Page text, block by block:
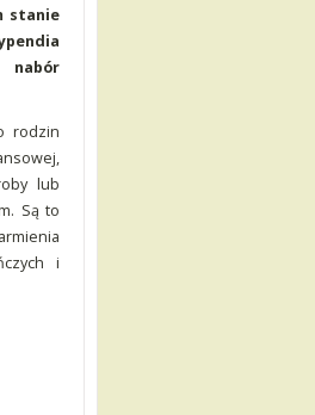
stanie
nabór
rodzin
lub
Są to
i